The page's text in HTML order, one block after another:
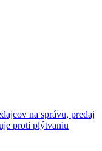
na správu, predaj
proti plýtvaniu